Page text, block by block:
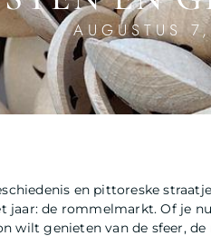
AUGUSTUS
en pittoreske
jaar: de rommelmarkt. Of je
wilt genieten van de sfeer,